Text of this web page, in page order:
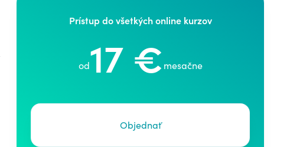
Prístup do všetkých online kurzov
od17 € mesačne
Objednať